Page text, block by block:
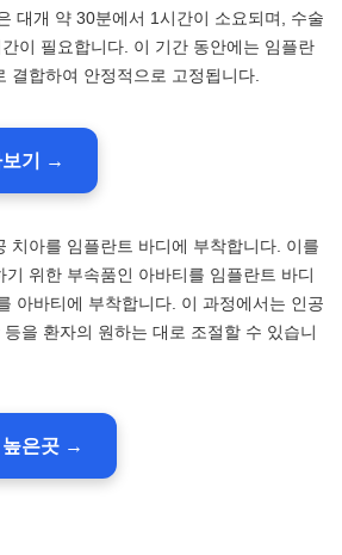
대개 약 30분에서 1시간이 소요되며, 수술
이 필요합니다. 이 기간 동안에는 임플란
결합하여 안정적으로 고정됩니다.
보기 →
치아를 임플란트 바디에 부착합니다. 이를
위한 부속품인 아바티를 임플란트 바디
아바티에 부착합니다. 이 과정에서는 인공
을 환자의 원하는 대로 조절할 수 있습니
높은곳 →